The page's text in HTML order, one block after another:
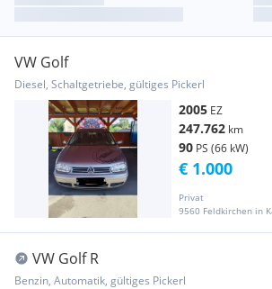
VW Golf
Diesel, Schaltgetriebe, gültiges Pickerl
2005 EZ
247.762 km
90 PS (66 kW)
Privat
9560 Feldkirchen in
€ 1.000
VW Golf R
Benzin, Automatik, gültiges Pickerl